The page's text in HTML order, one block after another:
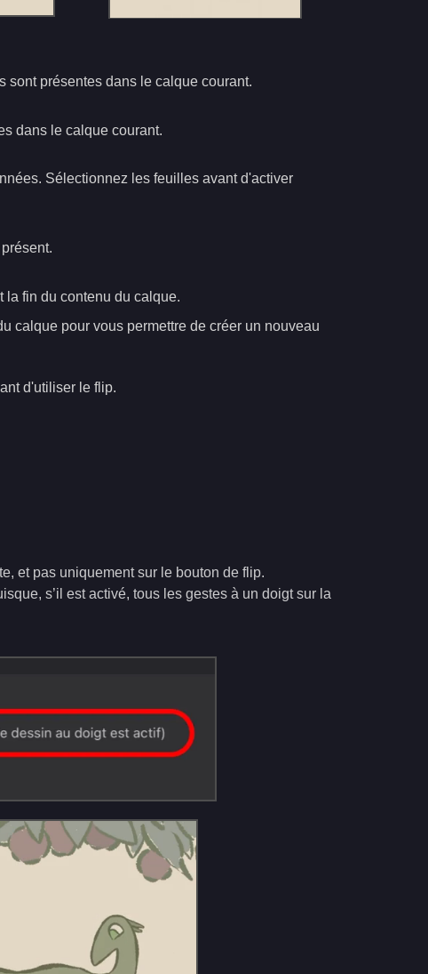
sont présentes dans le calque courant.
dans le calque courant.
Sélectionnez les feuilles avant d'activer
la fin du contenu du calque.
calque pour vous permettre de créer un nouveau
d'utiliser le flip.
et pas uniquement sur le bouton de flip.
s’il est activé, tous les gestes à un doigt sur la